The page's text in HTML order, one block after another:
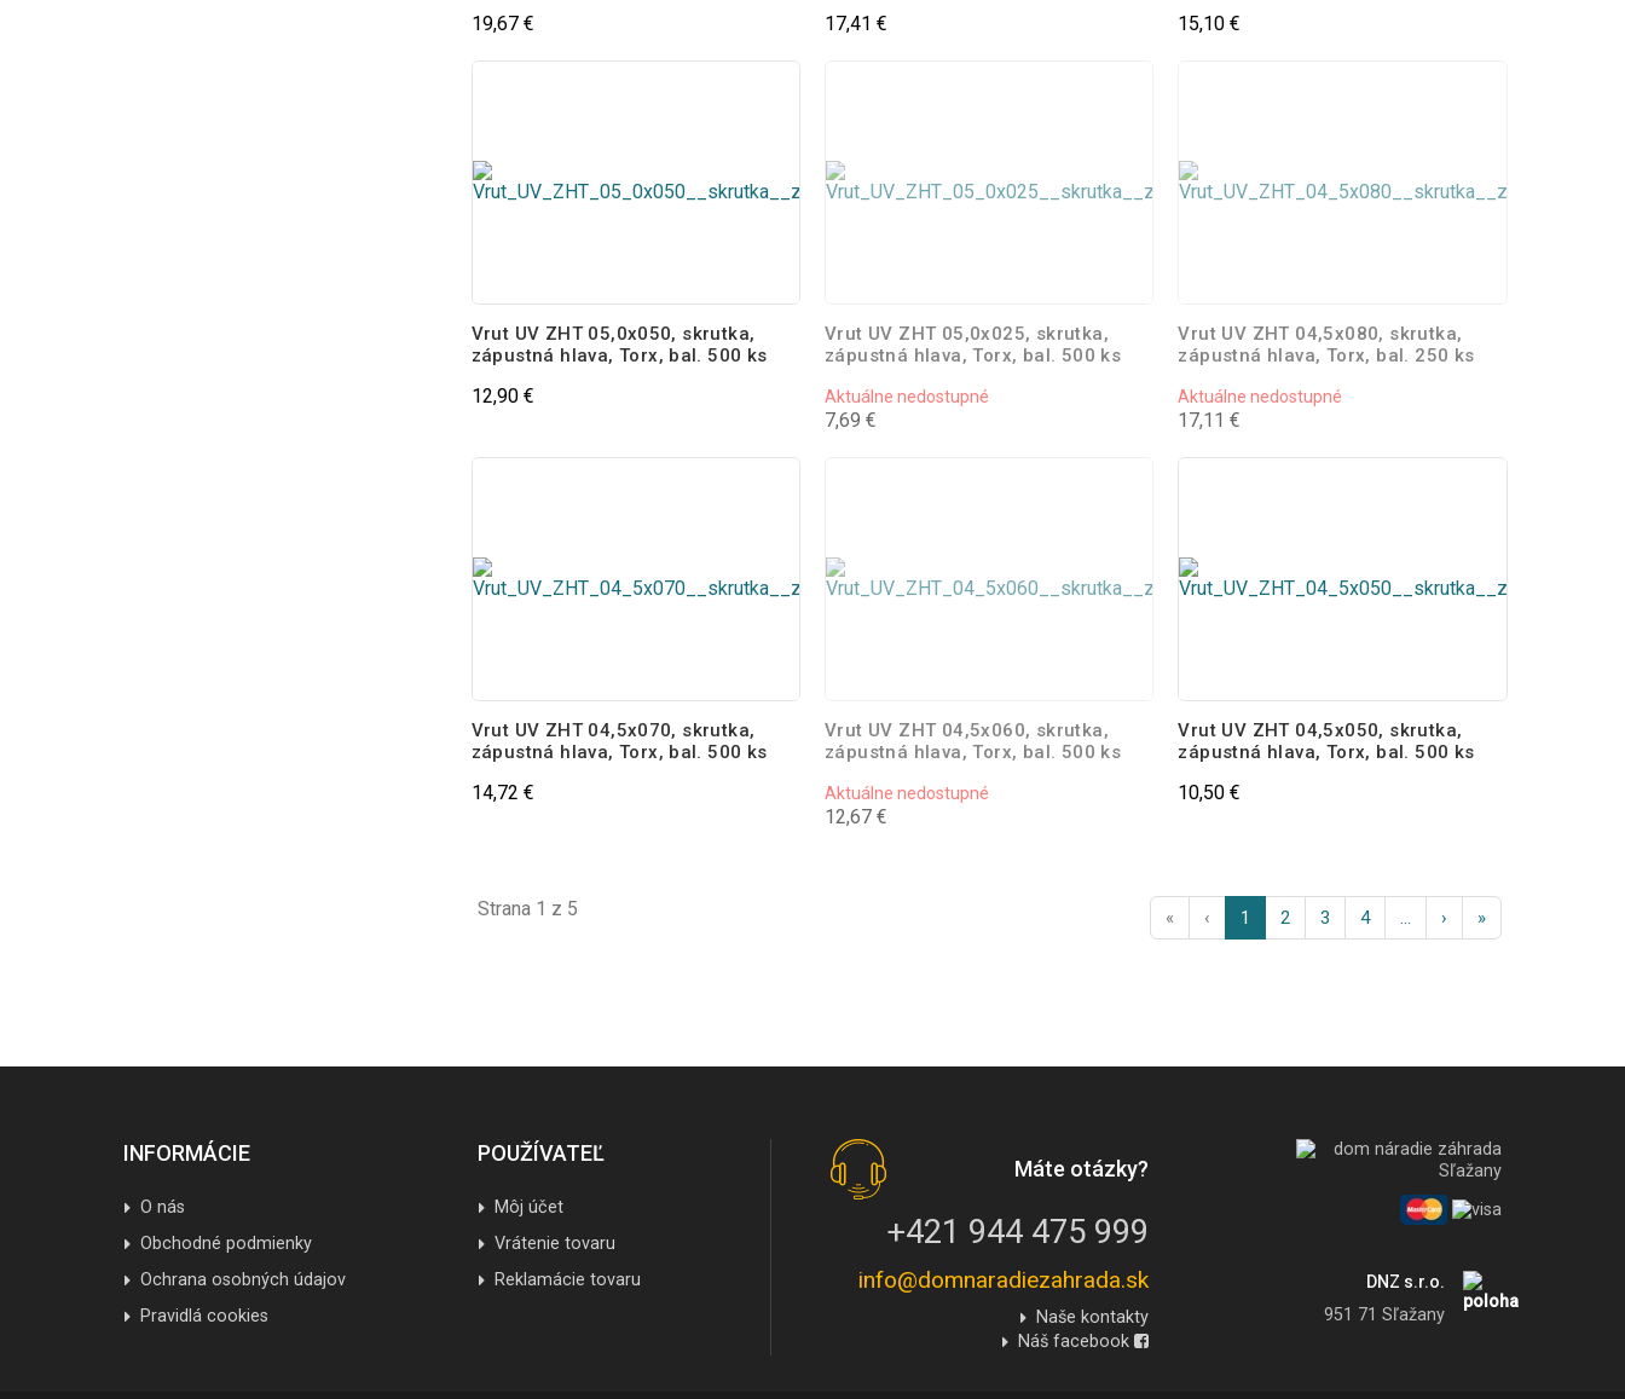
19,67 € 17,41 € 15,10 €
Vrut UV ZHT 05,0x050, skrutka,
zápustná hlava, Torx, bal. 500 ks
12,90 €
Vrut UV ZHT 05,0x025, skrutka,
zápustná hlava, Torx, bal. 500 ks
Aktuálne nedostupné
7,69 €
Vrut UV ZHT 04,5x080, skrutka,
zápustná hlava, Torx, bal. 250 ks
Aktuálne nedostupné
17,11 €
Vrut UV ZHT 04,5x070, skrutka,
zápustná hlava, Torx, bal. 500 ks
14,72 €
Vrut UV ZHT 04,5x060, skrutka,
zápustná hlava, Torx, bal. 500 ks
Aktuálne nedostupné
12,67 €
Vrut UV ZHT 04,5x050, skrutka,
zápustná hlava, Torx, bal. 500 ks
10,50 €
Strana 1 z 5 « ‹ 1 2 3 4 ... › »
INFORMÁCIE
O nás
Obchodné podmienky
Ochrana osobných údajov
Pravidlá cookies
POUŽÍVATEĽ
Môj účet
Vrátenie tovaru
Reklamácie tovaru
Máte otázky?
+421 944 475 999
info@domnaradiezahrada.sk
Naše kontakty
Náš facebook
DNZ s.r.o.
951 71 Sľažany